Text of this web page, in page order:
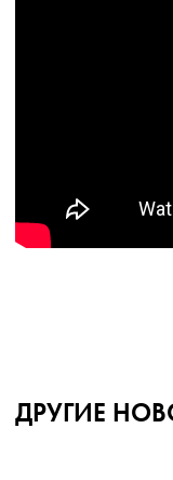
ДРУГИЕ